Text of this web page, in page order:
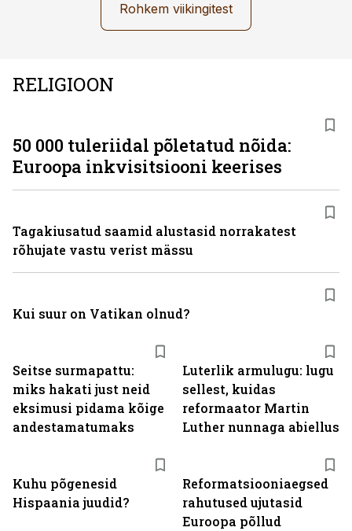
Rohkem viikingitest
RELIGIOON
Seitse surmapattu:
miks hakati just neid
eksimusi pidama kõige
andestamatumaks
Luterlik armulugu: lugu
sellest, kuidas
reformaator Martin
Luther nunnaga abiellus
Kuhu põgenesid
Hispaania juudid?
Reformatsiooniaegsed
rahutused ujutasid
Euroopa põllud
50 000 tuleriidal põletatud nõida:
Euroopa inkvisitsiooni keerises
Tagakiusatud saamid alustasid norrakatest
rõhujate vastu verist mässu
Kui suur on Vatikan olnud?